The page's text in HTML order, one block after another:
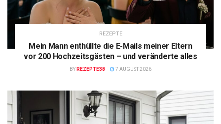
REZEPTE
Mein Mann enthüllte die E-Mails meiner Eltern
vor 200 Hochzeitsgästen – und veränderte alles
BY REZEPTE38 7 AUGUST 2026